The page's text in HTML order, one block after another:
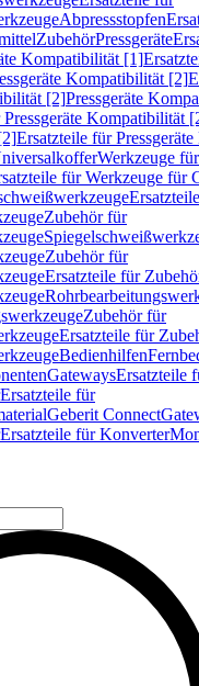
Abpressstopfen
ZubehörPressgeräte
Kompatibilität [1]
Kompatibilität [2]
[2]Pressgeräte
Pressgeräte Kompatibilität
Ersatzteile für
Werkzeuge
für Werkzeuge für
Zubehör für
Zubehör für
Ersatzteile für
Zubehör für
Ersatzteile für
Bedienhilfen
GatewaysErsatzteile
Ersatzteile für
Geberit Connect
Ersatzteile für Konverter